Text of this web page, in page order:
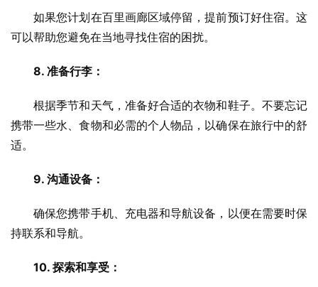
如果您计划在百里画廊区域停留，提前预订好住宿。这
可以帮助您避免在当地寻找住宿的困扰。
8. 准备行李：
根据季节和天气，准备好合适的衣物和鞋子。不要忘记
携带一些水、食物和必需的个人物品，以确保在旅行中的舒
适。
9. 沟通设备：
确保您携带手机、充电器和导航设备，以便在需要时保
持联系和导航。
10. 探索和享受：